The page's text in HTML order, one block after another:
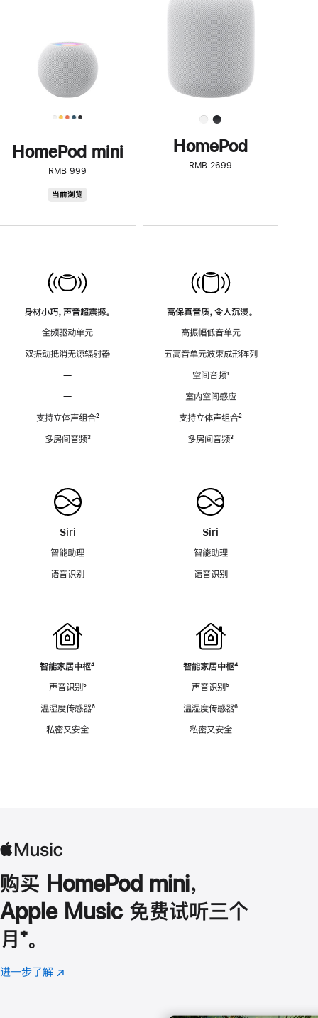
HomePod mini
RMB 999
当前浏览
身材小巧，声音超震撼。
全频驱动单元
双振动抵消无源辐射器
—
—
支持立体声组合脚
²
多房间音频脚
³
Siri
智能助理
语音识别
智能家居中枢脚
⁴
声音识别脚
⁵
温湿度传感器脚
⁶
私密又安全
了
解
HomePod<
HomePod
RMB 2699
高保真音质，令人沉浸。
高振幅低音单元
五高音单元波束成形阵列
空间音频脚
¹
室内空间感应
支持立体声组合脚
²
多房间音频脚
³
Siri
智能助理
语音识别
智能家居中枢脚
⁴
声音识别脚
⁵
温湿度传感器脚
⁶
私密又安全
购买 HomePod mini，
Apple Music 免费试听三个
月 脚
注
⁺。
进一步了解 Apple
(在